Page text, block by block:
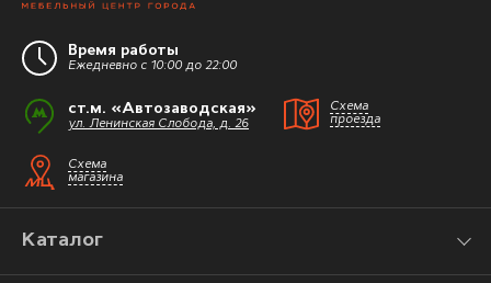
Время работы
Ежедневно с 10:00 до 22:00
ст.м. «Автозаводская»
ул. Ленинская Слобода, д. 26
Схема
проезда
Схема
магазина
Каталог